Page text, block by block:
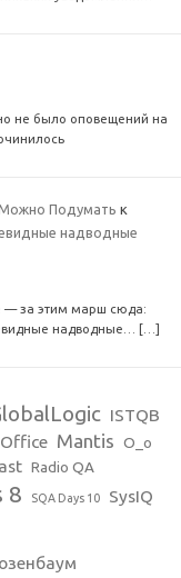
не было оповещений на
Можно Подумать к
надводные
— за этим марш сюда:
надводные… […]
ISTQB
Mantis O_o
Radio QA
8 SQA Days 10 SysIQ